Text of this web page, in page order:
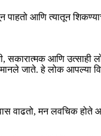
आणि त्यातून
सकारात्मक आणि
जाते. हे लोक आपल्या
मन लवचिक होते